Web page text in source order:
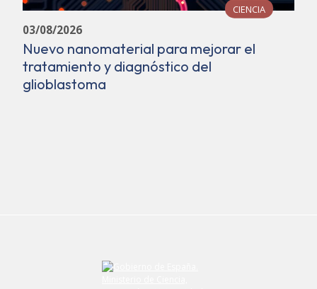
CIENCIA
03/08/2026
Nuevo nanomaterial para mejorar el
tratamiento y diagnóstico del
glioblastoma